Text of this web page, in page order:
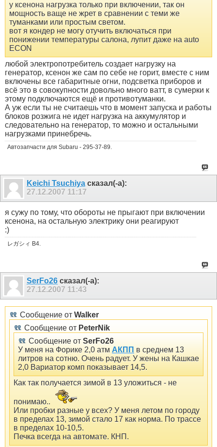
у ксенона нагрузка только при включении, так он
мощность ваще не жрет в сравнении с теми же
туманками или простым светом.
вот я кондер не могу отучить включаться при
понижении температуры салона, лупит даже на auto
ECON
любой электропотребитель создает нагрузку на
генератор, ксенон же сам по себе не горит, вместе с ним
включены все габаритные огни, подсветка приборов и
всё это в совокупности довольно много ватт, в сумерки к
этому подключаются ещё и противотуманки.
А уж если ты не считаешь что в момент запуска и работы
блоков розжига не идет нагрузка на аккумулятор и
следовательно на генератор, то можно и остальными
нагрузками принебречь.
Автозапчасти для Subaru - 295-37-89.
Keichi Tsuchiya сказал(-а):
27.12.2007 11:17
я сужу по тому, что обороты не прыгают при включении
ксенона, на остальную электрику они реагируют
:)
レガシィ B4.
SerFo26 сказал(-а):
27.12.2007 11:43
Сообщение от Walker
Сообщение от PeterNik
Сообщение от SerFo26
У меня на Форике 2,0 атм АКПП в среднем 13
литров на сотню. Очень радует. У жены на Кашкае
2,0 Вариатор комп показывает 14,5.
Как так получается зимой в 13 уложиться - не
понимаю..
Или пробки разные у всех? У меня летом по городу
в пределах 13, зимой стало 17 как норма. По трассе
в пределах 10-10,5.
Печка всегда на автомате. КНП.